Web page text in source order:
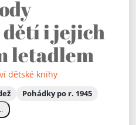
dětí i jejich
letadlem
dětské knihy
Pohádky po r. 1945